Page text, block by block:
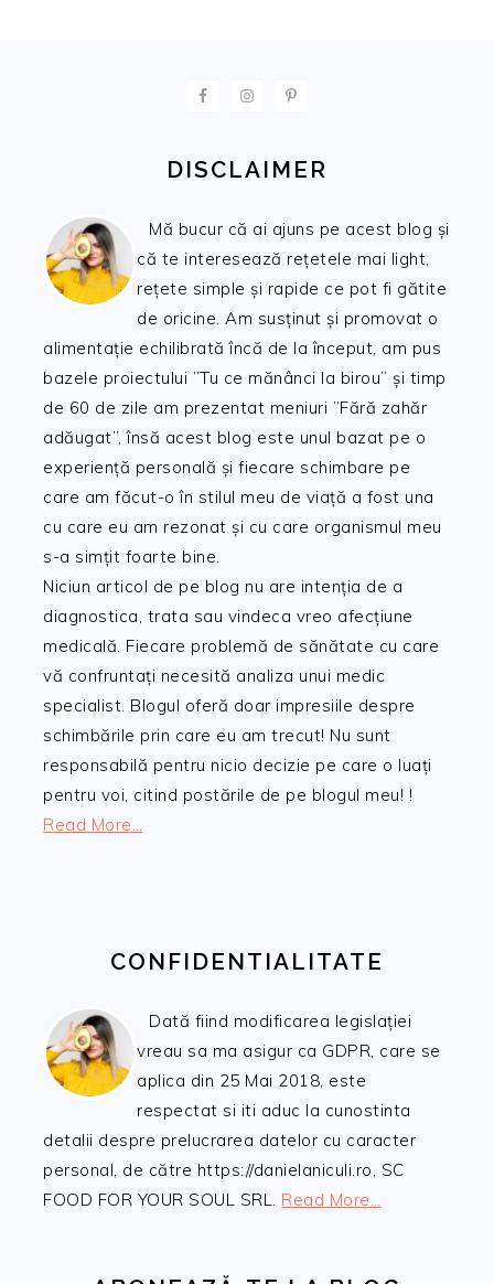
DISCLAIMER
Mă bucur că ai ajuns pe acest blog și
că te interesează rețetele mai light,
rețete simple și rapide ce pot fi gătite
de oricine. Am susținut și promovat o
alimentație echilibrată încă de la început, am pus
bazele proiectului ”Tu ce mănânci la birou” și timp
de 60 de zile am prezentat meniuri ”Fără zahăr
adăugat”, însă acest blog este unul bazat pe o
experiență personală și fiecare schimbare pe
care am făcut-o în stilul meu de viață a fost una
cu care eu am rezonat și cu care organismul meu
s-a simțit foarte bine.
Niciun articol de pe blog nu are intenția de a
diagnostica, trata sau vindeca vreo afecțiune
medicală. Fiecare problemă de sănătate cu care
vă confruntați necesită analiza unui medic
specialist. Blogul oferă doar impresiile despre
schimbările prin care eu am trecut! Nu sunt
responsabilă pentru nicio decizie pe care o luați
pentru voi, citind postările de pe blogul meu! !
Read More…
CONFIDENTIALITATE
Dată fiind modificarea legislației
vreau sa ma asigur ca GDPR, care se
aplica din 25 Mai 2018, este
respectat si iti aduc la cunostinta
detalii despre prelucrarea datelor cu caracter
personal, de către https://danielaniculi.ro, SC
FOOD FOR YOUR SOUL SRL. Read More…